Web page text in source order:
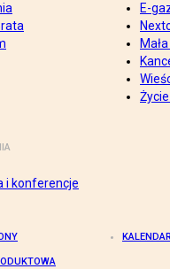
E-
i konferencje